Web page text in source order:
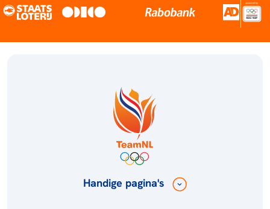
Handige pagina's